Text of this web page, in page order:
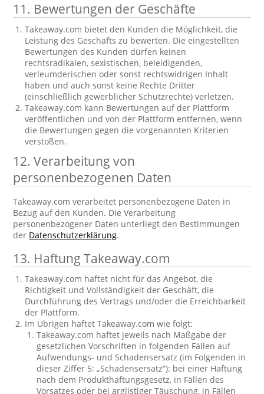
11. Bewertungen der Geschäfte
Takeaway.com bietet den Kunden die Möglichkeit, die
Leistung des Geschäfts zu bewerten. Die eingestellten
Bewertungen des Kunden dürfen keinen
rechtsradikalen, sexistischen, beleidigenden,
verleumderischen oder sonst rechtswidrigen Inhalt
haben und auch sonst keine Rechte Dritter
(einschließlich gewerblicher Schutzrechte) verletzen.
Takeaway.com kann Bewertungen auf der Plattform
veröffentlichen und von der Plattform entfernen, wenn
die Bewertungen gegen die vorgenannten Kriterien
verstoßen.
12. Verarbeitung von
personenbezogenen Daten
Takeaway.com verarbeitet personenbezogene Daten in
Bezug auf den Kunden. Die Verarbeitung
personenbezogener Daten unterliegt den Bestimmungen
der Datenschutzerklärung.
13. Haftung Takeaway.com
Takeaway.com haftet nicht für das Angebot, die
Richtigkeit und Vollständigkeit der Geschäft, die
Durchführung des Vertrags und/oder die Erreichbarkeit
der Plattform.
Im Übrigen haftet Takeaway.com wie folgt:
Takeaway.com haftet jeweils nach Maßgabe der
gesetzlichen Vorschriften in folgenden Fällen auf
Aufwendungs- und Schadensersatz (im Folgenden in
dieser Ziffer 5: „Schadensersatz“): bei einer Haftung
nach dem Produkthaftungsgesetz, in Fällen des
Vorsatzes oder bei arglistiger Täuschung, in Fällen